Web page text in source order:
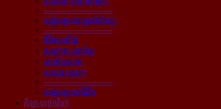
----------------------------
បណ្ដុំអត្ថបទវប្បធម៌សិល្បៈ
----------------------------
ជីវិតប្រចាំថ្ងៃ
សុខភាព អនាម័យ
សោភ័ណភាព
បេះដូង ស្នេហា
----------------------------
បណ្ដុំអត្ថបទពីជីវិត
កីឡា-បច្ចេកវិទ្យា